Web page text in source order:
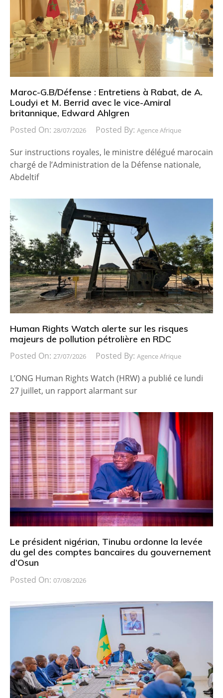
Maroc-G.B/Défense : Entretiens à Rabat, de A.
Loudyi et M. Berrid avec le vice-Amiral
britannique, Edward Ahlgren
Posted On: 28/07/2026 Posted By: Agence Afrique
Sur instructions royales, le ministre délégué marocain
chargé de l’Administration de la Défense nationale,
Abdeltif
Human Rights Watch alerte sur les risques
majeurs de pollution pétrolière en RDC
Posted On: 27/07/2026 Posted By: Agence Afrique
L’ONG Human Rights Watch (HRW) a publié ce lundi
27 juillet, un rapport alarmant sur
Le président nigérian, Tinubu ordonne la levée
du gel des comptes bancaires du gouvernement
d’Osun
Posted On: 07/08/2026